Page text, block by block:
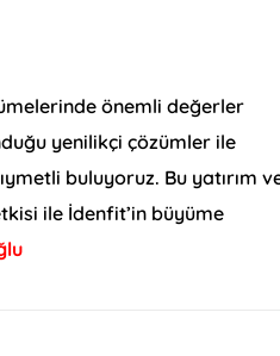
önemli değerler
yenilikçi çözümler ile
buluyoruz. Bu yatırım
ile İdenfit’in büyüme